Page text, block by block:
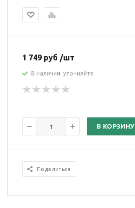
1 749 руб /шт
В наличии: уточняйте
В КОРЗИНУ
Поделиться